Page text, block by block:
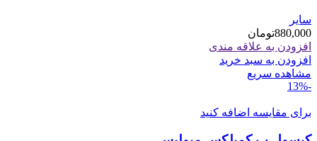
سایر
880,000تومان
افزودن به علاقه مندی
افزودن به سبد خرید
مشاهده سریع
-13%
برای مقایسه اضافه کنید